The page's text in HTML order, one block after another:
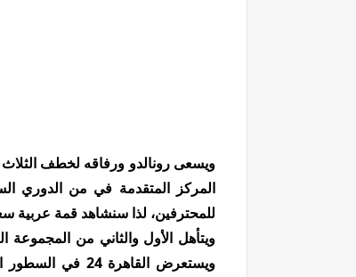
ويسعى رونالدو ورفاقه لخطف
المركز المتقدمة في من الدوري
للمحترفين، لذا سنشاهد قمة عربية
ويستعرض القاهرة 24 في السطور التالية